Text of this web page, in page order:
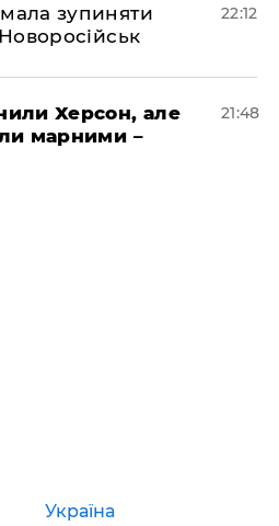
зупиняти
22:12
Херсон, але
марними –
21:48
Україна